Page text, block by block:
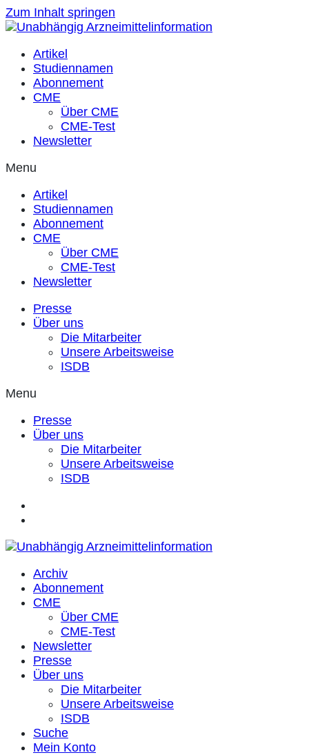
Zum Inhalt springen
Artikel
Studiennamen
Abonnement
CME
Über CME
CME-Test
Newsletter
Menu
Artikel
Studiennamen
Abonnement
CME
Über CME
CME-Test
Newsletter
Presse
Über uns
Die Mitarbeiter
Unsere Arbeitsweise
ISDB
Menu
Presse
Über uns
Die Mitarbeiter
Unsere Arbeitsweise
ISDB
Archiv
Abonnement
CME
Über CME
CME-Test
Newsletter
Presse
Über uns
Die Mitarbeiter
Unsere Arbeitsweise
ISDB
Suche
Mein Konto